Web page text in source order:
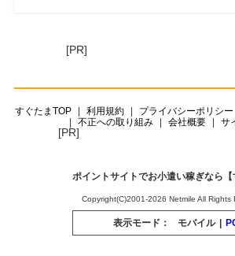
[PR]
すぐたまTOP 利用規約 プライバシーポリシー
不正への取り組み
会社概要 サ
[PR]
ポイントサイトでお小遣い稼ぎなら【
Copyright(C)2001-2026 Netmile All Rights
表示モード： モバイル |